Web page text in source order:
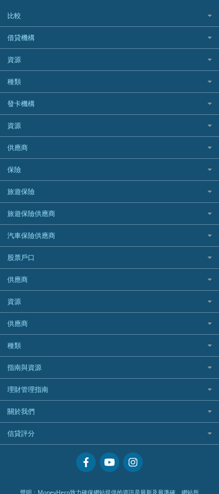
比較
私人貸款比較
稅季/稅務貸款
網上貸款
結餘轉戶(清卡數貸款)
銀行貸款
財務公司貸款
免入息貸款
免TU貸款
急借錢
緊急貸款比較
最佳小額貸款比較
易批必批貸款
24小時貸款
最佳循環貸款
借貸機構
BEA 東亞銀行
BOC 中國銀行
Cashing Pro 優尚信貸
CCB(Asia) 中國建設銀行 (亞洲)
Citibank 花旗銀行
CNCBI 信銀國際
CreFIT 維信
DBS 星展銀行
DSB 大新銀行
HSBC 滙豐銀行貸款
K Cash 貸款
Mox 銀行
National Resources 中潤物業按揭
OCBC 華僑銀行
PrimeCredit 安信信貸
Promise 邦民日本財務
Rabbit Credit月兔信貸
Standard Chartered 渣打銀行
UA 亞洲聯合財務
WeLab Bank
WeLend 貸款
資源
如何申請個人貸款
如何管理個人貸款
個人貸款有用資訊
清卡數貸款教學
循環貸款教學
個人化貸款產品推介 🔥全新
債務重組一覽
供樓利息扣稅
最佳貸款app
種類
網購優惠
精選外幣網購信用卡
尊尚信用卡
公司信用卡
電子錢包信用卡
日本遊信用卡攻略
韓國遊信用卡攻略
台灣遊信用卡攻略
機場貴賓室信用卡
銀聯信用卡
高獎賞信用卡推薦
酒店信用卡
發卡機構
Citibank花旗銀行
AE美國運通
DBS星展銀行
HSBC滙豐銀行
Mox
信銀國際
大新銀行
恒生銀行
Standard Chartered渣打銀行
東亞銀行
SIM
Airwallex信用卡
資源
Black Friday優惠
淘寶付款方式
一田購物優惠日
SOGO感謝祭
HKTVmall優惠碼
交稅優惠
酒店優惠碼
機票優惠碼
供應商
八達通自動增值信用卡
保險
旅遊保險
汽車保險
家居保險
家傭保險
寵物保險
定期人壽保險
危疾保險
年金資訊
樓宇火險
旅遊保險
日本旅遊保險及資訊
泰國旅遊保險及資訊
台灣旅遊保險及資訊
韓國旅遊保險及資訊
歐洲旅遊保險及資訊
越南旅遊保險及資訊
澳洲旅遊保險及資訊
長者嘆世界
家庭親子遊
自駕遊比較
相機有得保
專為孕婦設計的最佳旅遊保險
最佳滑雪旅遊保險
最適合BB的旅遊保險
旅遊保險供應商
AXA 安盛
AIG 美亞
Allianz 安聯
Allied World 世聯
Avo
中國銀行
Bolttech 保特
Blue Cross 藍十字
中國平安
HSBC滙豐銀行
MSIG 三井住友
Prudential 保誠
QBE 昆士蘭
Starr
汽車保險供應商
大新汽車保險
中銀汽車保險
Allianz安聯汽車保險
bolttech保障汽車保險
Zurich蘇黎世汽車保險
QBE昆士蘭汽車保險
平安汽車保險
股票戶口
富途證券
IB盈透證券
老虎證券
uSMART 盈立證券
華盛証券
長橋證券
WeBull微牛證券
漲樂全球通｜華泰國際
OSL
供應商
富途牛牛好唔好？
Webull微牛證券好唔好？
Longbridge長橋證券好唔好？
老虎證券好唔好？
華盛証券好唔好？
漲樂全球通好唔好？
IB盈透證券好唔好？
盈立證券 uSMART 好唔好？
Stashaway好唔好？
資源
股票戶口開戶
證券行邊間好？
港股5隻高息ETF精選
什麼是ETF？
香港30大高息股排行
黃金ETF懶人包
最值得注意的比特幣ETF
選股策略：五步調查攻略
供應商
銀行戶口比較
尊尚銀行戶口
Citi Plus
中信銀行inMotion
Airwallex銀行
種類
定期存款
港元定存
人民幣定存
美元定存
英鎊定存
澳元定存
指南與資源
理財資訊
識慳識賺
債務管理
投資理財
置業安居
理財管理指南
常用相關詞彙
MoneyHero電子報
所有合作銀行或機構
關於我們
服務承諾
網上支援
常見問題
信貸評分
聲明﹕MoneyHero致力確保網站提供的資訊是最新及最準確。網站所